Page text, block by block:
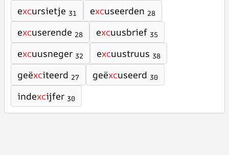
excursietje 31 excuseerden 28
excuserende 28 excuusbrief 35
excuusneger 32 excuustruus 38
geëxciteerd 27 geëxcuseerd 30
indexcijfer 30